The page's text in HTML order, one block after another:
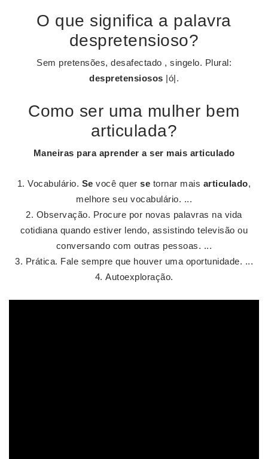
O que significa a palavra
despretensioso?
Sem pretensões, desafectado , singelo. Plural:
despretensiosos |ó|.
Como ser uma mulher bem
articulada?
Maneiras para aprender a ser mais articulado
Vocabulário. Se você querse tornar mais articulado,
melhore seu vocabulário. ...
Observação. Procure por novas palavras na vida
cotidiana quando estiver lendo, assistindo televisão ou
conversando com outras pessoas. ...
Prática. Fale sempre que houver uma oportunidade. ...
Autoexploração.